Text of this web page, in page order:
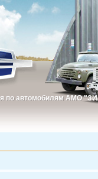
по автомобилям АМО
по автомобилям АМО